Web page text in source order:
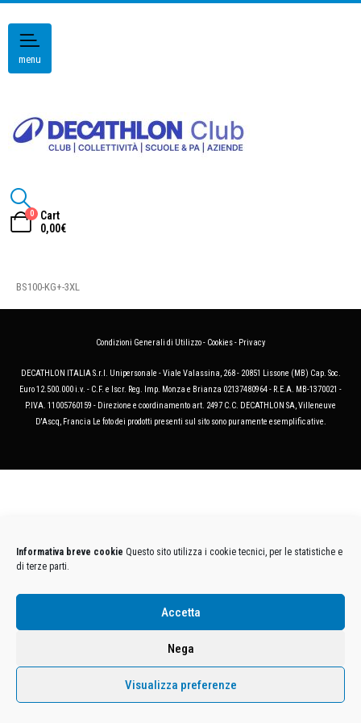
Informativa breve cookie Questo sito utilizza i cookie tecnici, per le statistiche e
di terze parti.
Accetta
Nega
Visualizza preferenze
menu
0
Cart
0,00€
BS100-KG+-3XL
Condizioni Generali di Utilizzo- Cookies- Privacy
DECATHLON ITALIA S.r.l. Unipersonale - Viale Valassina, 268 - 20851 Lissone (MB) Cap. Soc.
Euro 12.500.000 i.v. - C.F. e Iscr. Reg. Imp. Monza e Brianza 02137480964 - R.E.A. MB-1370021 -
P.IVA. 11005760159 - Direzione e coordinamento art. 2497 C.C. DECATHLON SA, Villeneuve
D'Ascq, Francia Le foto dei prodotti presenti sul sito sono puramente esemplificative.